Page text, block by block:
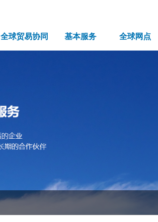
全球贸易协同 基本服务 全球网点